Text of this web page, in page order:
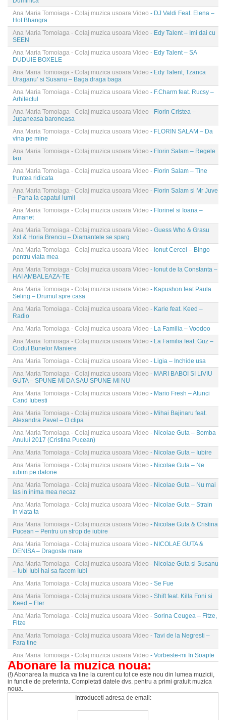
Ana Maria Tomoiaga - Colaj muzica usoara Video - DJ Valdi Feat. Elena –
Hot Bhangra
Ana Maria Tomoiaga - Colaj muzica usoara Video - Edy Talent – Imi dai cu
SEEN
Ana Maria Tomoiaga - Colaj muzica usoara Video - Edy Talent – SA
DUDUIE BOXELE
Ana Maria Tomoiaga - Colaj muzica usoara Video - Edy Talent, Tzanca
Uraganu’ si Susanu – Baga draga baga
Ana Maria Tomoiaga - Colaj muzica usoara Video - F.Charm feat. Rucsy –
Arhitectul
Ana Maria Tomoiaga - Colaj muzica usoara Video - Florin Cristea –
Jupaneasa baroneasa
Ana Maria Tomoiaga - Colaj muzica usoara Video - FLORIN SALAM – Da
vina pe mine
Ana Maria Tomoiaga - Colaj muzica usoara Video - Florin Salam – Regele
tau
Ana Maria Tomoiaga - Colaj muzica usoara Video - Florin Salam – Tine
fruntea ridicata
Ana Maria Tomoiaga - Colaj muzica usoara Video - Florin Salam si Mr Juve
– Pana la capatul lumii
Ana Maria Tomoiaga - Colaj muzica usoara Video - Florinel si Ioana –
Amanet
Ana Maria Tomoiaga - Colaj muzica usoara Video - Guess Who & Grasu
Xxl & Horia Brenciu – Diamantele se sparg
Ana Maria Tomoiaga - Colaj muzica usoara Video - Ionut Cercel – Bingo
pentru viata mea
Ana Maria Tomoiaga - Colaj muzica usoara Video - Ionut de la Constanta –
HAI AMBALEAZA-TE
Ana Maria Tomoiaga - Colaj muzica usoara Video - Kapushon feat Paula
Seling – Drumul spre casa
Ana Maria Tomoiaga - Colaj muzica usoara Video - Karie feat. Keed –
Radio
Ana Maria Tomoiaga - Colaj muzica usoara Video - La Familia – Voodoo
Ana Maria Tomoiaga - Colaj muzica usoara Video - La Familia feat. Guz –
Codul Bunelor Maniere
Ana Maria Tomoiaga - Colaj muzica usoara Video - Ligia – Inchide usa
Ana Maria Tomoiaga - Colaj muzica usoara Video - MARI BABOI SI LIVIU
GUTA – SPUNE-MI DA SAU SPUNE-MI NU
Ana Maria Tomoiaga - Colaj muzica usoara Video - Mario Fresh – Atunci
Cand Iubesti
Ana Maria Tomoiaga - Colaj muzica usoara Video - Mihai Bajinaru feat.
Alexandra Pavel – O clipa
Ana Maria Tomoiaga - Colaj muzica usoara Video - Nicolae Guta – Bomba
Anului 2017 (Cristina Pucean)
Ana Maria Tomoiaga - Colaj muzica usoara Video - Nicolae Guta – Iubire
Ana Maria Tomoiaga - Colaj muzica usoara Video - Nicolae Guta – Ne
iubim pe datorie
Ana Maria Tomoiaga - Colaj muzica usoara Video - Nicolae Guta – Nu mai
las in inima mea necaz
Ana Maria Tomoiaga - Colaj muzica usoara Video - Nicolae Guta – Strain
in viata ta
Ana Maria Tomoiaga - Colaj muzica usoara Video - Nicolae Guta & Cristina
Pucean – Pentru un strop de iubire
Ana Maria Tomoiaga - Colaj muzica usoara Video - NICOLAE GUTA &
DENISA – Dragoste mare
Ana Maria Tomoiaga - Colaj muzica usoara Video - Nicolae Guta si Susanu
– Iubi Iubi hai sa facem Iubi
Ana Maria Tomoiaga - Colaj muzica usoara Video - Se Fue
Ana Maria Tomoiaga - Colaj muzica usoara Video - Shift feat. Killa Foni si
Keed – Fler
Ana Maria Tomoiaga - Colaj muzica usoara Video - Sorina Ceugea – Fitze,
Fitze
Ana Maria Tomoiaga - Colaj muzica usoara Video - Tavi de la Negresti –
Fara tine
Ana Maria Tomoiaga - Colaj muzica usoara Video - Vorbeste-mi In Soapte
Abonare la muzica noua:
(!) Abonarea la muzica va tine la curent cu tot ce este nou din lumea muzicii,
in functie de preferinta. Completati datele dvs. pentru a primi gratuit muzica
noua.
Introduceti adresa de email: